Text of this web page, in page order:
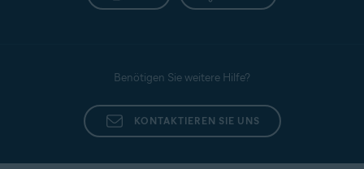
Benötigen Sie weitere Hilfe?
KONTAKTIEREN SIE UNS